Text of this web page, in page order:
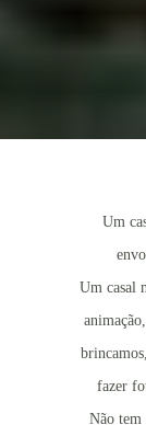
Um
Um casal
fazer
Não tem